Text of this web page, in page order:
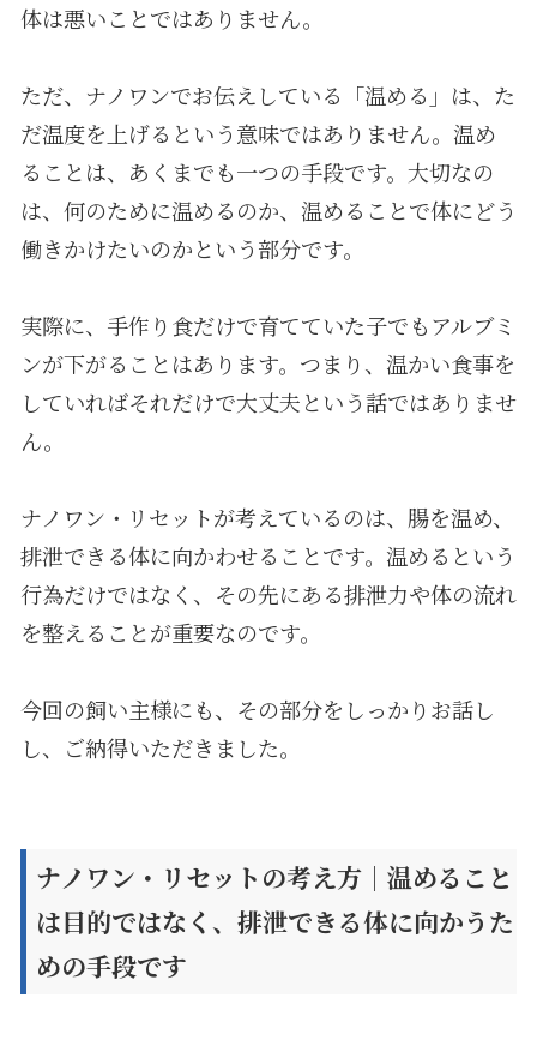
体は悪いことではありません。
ただ、ナノワンでお伝えしている「温める」は、た
だ温度を上げるという意味ではありません。温め
ることは、あくまでも一つの手段です。大切なの
は、何のために温めるのか、温めることで体にどう
働きかけたいのかという部分です。
実際に、手作り食だけで育てていた子でもアルブミ
ンが下がることはあります。つまり、温かい食事を
していればそれだけで大丈夫という話ではありませ
ん。
ナノワン・リセットが考えているのは、腸を温め、
排泄できる体に向かわせることです。温めるという
行為だけではなく、その先にある排泄力や体の流れ
を整えることが重要なのです。
今回の飼い主様にも、その部分をしっかりお話し
し、ご納得いただきました。
ナノワン・リセットの考え方｜温めること
は目的ではなく、排泄できる体に向かうた
めの手段です